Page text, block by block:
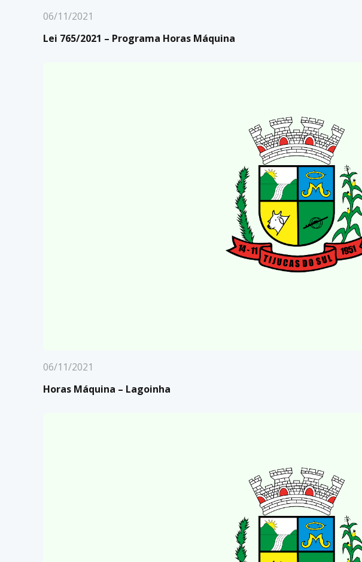
06/11/2021
Lei 765/2021 – Programa Horas Máquina
06/11/2021
Horas Máquina – Lagoinha